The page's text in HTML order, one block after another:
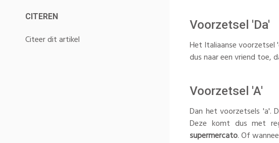
Voorzetsel 'Da'
Het Italiaanse voorzetsel
dus naar een vriend toe,
Voorzetsel 'A'
Dan het voorzetsels 'a'.
Deze komt dus met
supermercato. Of
CITEREN
Citeer dit artikel